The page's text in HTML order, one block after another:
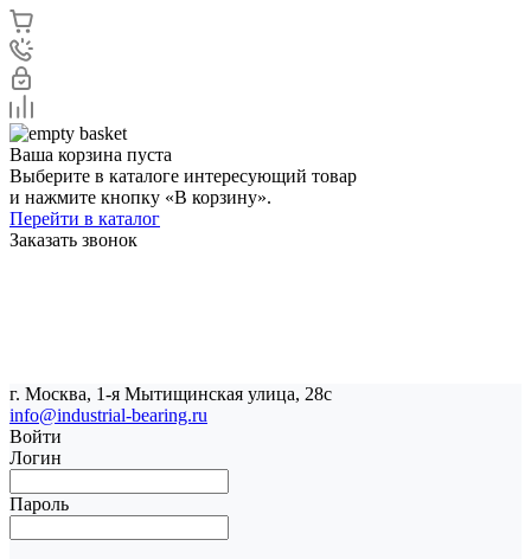
Ваша корзина пуста
Выберите в каталоге интересующий товар
и нажмите кнопку «В корзину».
Перейти в каталог
Заказать звонок
г. Москва, 1-я Мытищинская улица, 28с
info@industrial-bearing.ru
Войти
Логин
Пароль